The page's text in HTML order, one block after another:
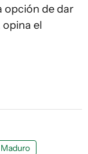
opción de dar
el